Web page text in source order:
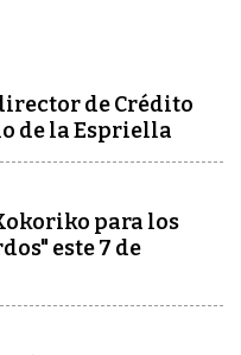
de Crédito
de la Espriella
para los
este 7 de